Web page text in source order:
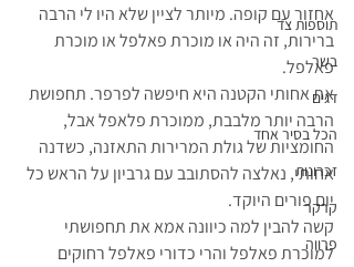
תוספות צד
בשר
דגים
הכל בסיר אחד
זכרונות
קרקר
פרווה
אחזור עם קופה. מיותר לציין שלא היו לי הרבה
ברירות, זה היה או מוכרת פאלפל או מוכרת
פאלפל.
את אחותי הקטנה היא חיפשה לפרפר. תחפושת
הרבה יותר מלבבת, ממוכרת פלאפל אבל,
החומציות של גולת המרירות התאזנה, כשדנה
אחותי, נאלצה להסתובב עם גרביון על הראש כל
יום פורים היוקד.
קשה להבין למה כיוונה אמא את תחפושתי
למוכרת פאלפל והרי כדורי פאלפל רחוקים